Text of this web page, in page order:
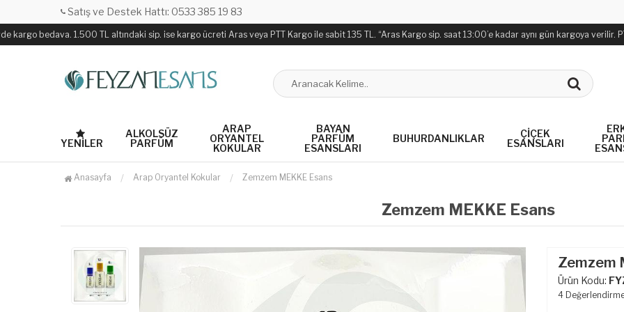
Satış ve Destek Hattı: 0533 385 19 83
bedava. 1.500 TL altındaki sip. ise kargo ücreti Aras veya PTT Kargo ile sabit 135 TL. “Aras Kargo sip. saat 13:00’e kadar aynı gün kargoya verilir.
YENILER
ALKOLSÜZ
PARFÜM
ARAP
ORYANTEL
KOKULAR
BAYAN
PARFÜM
ESANSLARI
BUHURDANLIKLAR
ÇIÇEK
ESANSLARI
Anasayfa Arap Oryantel Kokular Zemzem MEKKE Esans
Zemzem MEKKE Esans
Zemzem
Ürün Kodu:
4